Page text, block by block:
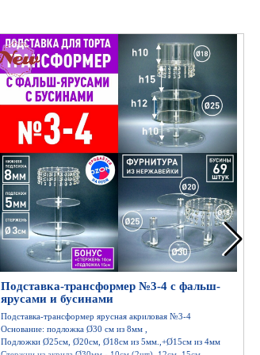
Подставка-трансформер №3-4 с фальш-
ярусами и бусинами
Подставка-трансформер ярусная акриловая №3-4
Основание: подложка Ø30 см из 8мм ,
Подложки Ø25см, Ø20см, Ø18см из 5мм.,+Ø15см из 4мм